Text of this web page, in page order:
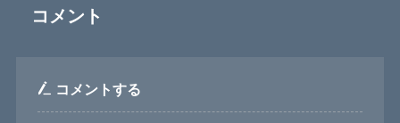
コメント
コメントする